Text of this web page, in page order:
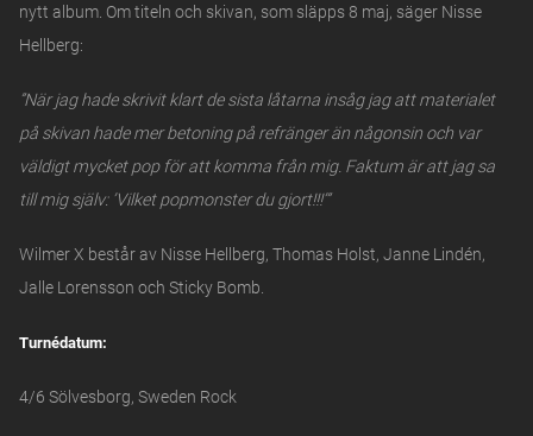
nytt album. Om titeln och skivan, som släpps 8 maj, säger Nisse
Hellberg:
”När jag hade skrivit klart de sista låtarna insåg jag att materialet
på skivan hade mer betoning på refränger än någonsin och var
väldigt mycket pop för att komma från mig. Faktum är att jag sa
till mig själv: ’Vilket popmonster du gjort!!!’”
Wilmer X består av Nisse Hellberg, Thomas Holst, Janne Lindén,
Jalle Lorensson och Sticky Bomb.
Turnédatum:
4/6 Sölvesborg, Sweden Rock